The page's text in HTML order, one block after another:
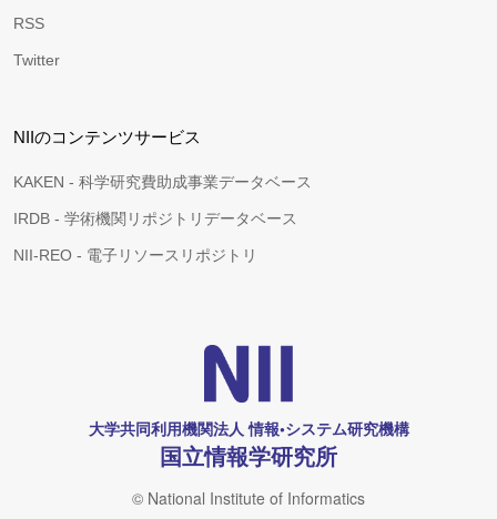
RSS
Twitter
NIIのコンテンツサービス
KAKEN - 科学研究費助成事業データベース
IRDB - 学術機関リポジトリデータベース
NII-REO - 電子リソースリポジトリ
大学共同利用機関法人 情報•システム研究機構
国立情報学研究所
© National Institute of Informatics